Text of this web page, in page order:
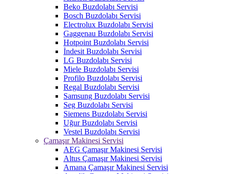
Beko Buzdolabı Servisi
Bosch Buzdolabı Servisi
Electrolux Buzdolabı Servisi
Gaggenau Buzdolabı Servisi
Hotpoint Buzdolabı Servisi
İndesit Buzdolabı Servisi
LG Buzdolabı Servisi
Miele Buzdolabı Servisi
Profilo Buzdolabı Servisi
Regal Buzdolabı Servisi
Samsung Buzdolabı Servisi
Seg Buzdolabı Servisi
Siemens Buzdolabı Servisi
Uğur Buzdolabı Servisi
Vestel Buzdolabı Servisi
Çamaşır Makinesi Servisi
AEG Çamaşır Makinesi Servisi
Altus Çamaşır Makinesi Servisi
Amana Çamaşır Makinesi Servisi